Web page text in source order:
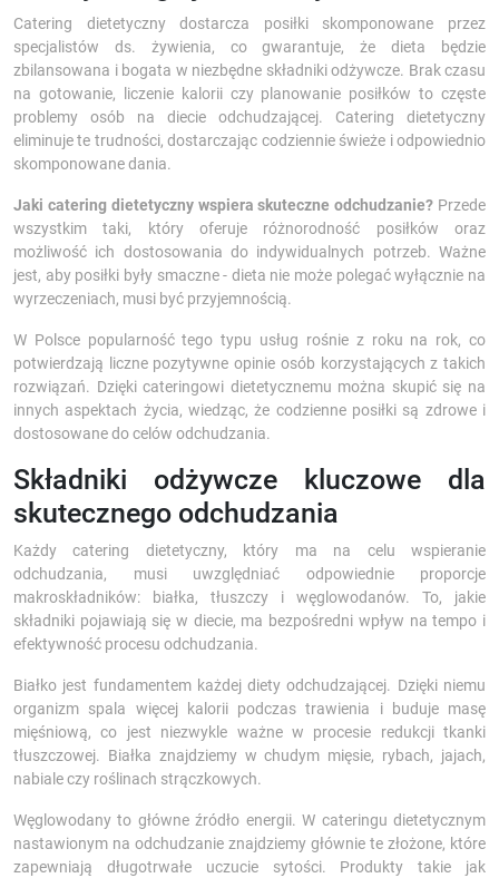
Catering dietetyczny dostarcza posiłki skomponowane przez
specjalistów ds. żywienia, co gwarantuje, że dieta będzie
zbilansowana i bogata w niezbędne składniki odżywcze. Brak czasu
na gotowanie, liczenie kalorii czy planowanie posiłków to częste
problemy osób na diecie odchudzającej. Catering dietetyczny
eliminuje te trudności, dostarczając codziennie świeże i odpowiednio
skomponowane dania.
Jaki catering dietetyczny wspiera skuteczne odchudzanie? Przede
wszystkim taki, który oferuje różnorodność posiłków oraz
możliwość ich dostosowania do indywidualnych potrzeb. Ważne
jest, aby posiłki były smaczne - dieta nie może polegać wyłącznie na
wyrzeczeniach, musi być przyjemnością.
W Polsce popularność tego typu usług rośnie z roku na rok, co
potwierdzają liczne pozytywne opinie osób korzystających z takich
rozwiązań. Dzięki cateringowi dietetycznemu można skupić się na
innych aspektach życia, wiedząc, że codzienne posiłki są zdrowe i
dostosowane do celów odchudzania.
Składniki odżywcze kluczowe dla
skutecznego odchudzania
Każdy catering dietetyczny, który ma na celu wspieranie
odchudzania, musi uwzględniać odpowiednie proporcje
makroskładników: białka, tłuszczy i węglowodanów. To, jakie
składniki pojawiają się w diecie, ma bezpośredni wpływ na tempo i
efektywność procesu odchudzania.
Białko jest fundamentem każdej diety odchudzającej. Dzięki niemu
organizm spala więcej kalorii podczas trawienia i buduje masę
mięśniową, co jest niezwykle ważne w procesie redukcji tkanki
tłuszczowej. Białka znajdziemy w chudym mięsie, rybach, jajach,
nabiale czy roślinach strączkowych.
Węglowodany to główne źródło energii. W cateringu dietetycznym
nastawionym na odchudzanie znajdziemy głównie te złożone, które
zapewniają długotrwałe uczucie sytości. Produkty takie jak